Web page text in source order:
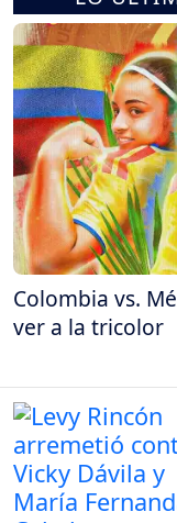
Colombia vs.
ver a la tricolor